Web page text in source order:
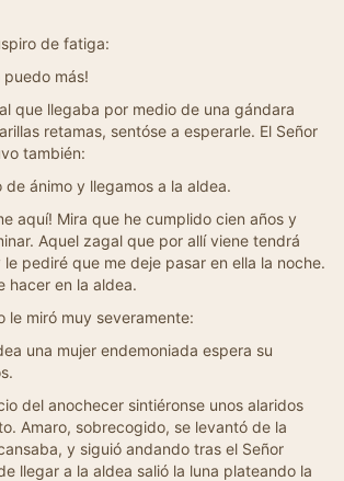
de fatiga:
más!
que llegaba por medio de una gándara
retamas, sentóse a esperarle. El Señor
también:
ánimo y llegamos a la aldea.
aquí! Mira que he cumplido cien años y
Aquel zagal que por allí viene tendrá
pediré que me deje pasar en ella la noche.
hacer en la aldea.
le miró muy severamente:
una mujer endemoniada espera su
del anochecer sintiéronse unos alaridos
Amaro, sobrecogido, se levantó de la
y siguió andando tras el Señor
llegar a la aldea salió la luna plateando la